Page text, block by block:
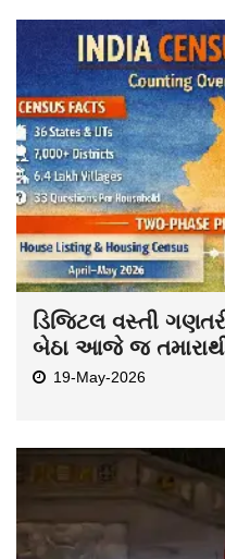
ડિજિટલ વસ્તી
બેઠા આજે જ
19-May-2026